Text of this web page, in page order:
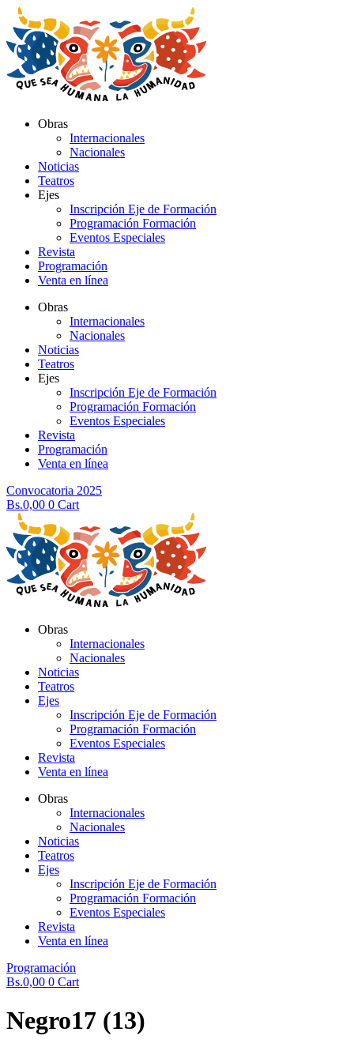
al
contenido
Obras
Internacionales
Nacionales
Noticias
Teatros
Ejes
Inscripción Eje de Formación
Programación Formación
Eventos Especiales
Revista
Programación
Venta en línea
Obras
Internacionales
Nacionales
Noticias
Teatros
Ejes
Inscripción Eje de Formación
Programación Formación
Eventos Especiales
Revista
Programación
Venta en línea
Convocatoria 2025
Bs.0,00 0 Cart
Obras
Internacionales
Nacionales
Noticias
Teatros
Ejes
Inscripción Eje de Formación
Programación Formación
Eventos Especiales
Revista
Venta en línea
Obras
Internacionales
Nacionales
Noticias
Teatros
Ejes
Inscripción Eje de Formación
Programación Formación
Eventos Especiales
Revista
Venta en línea
Programación
Bs.0,00 0 Cart
Negro17 (13)